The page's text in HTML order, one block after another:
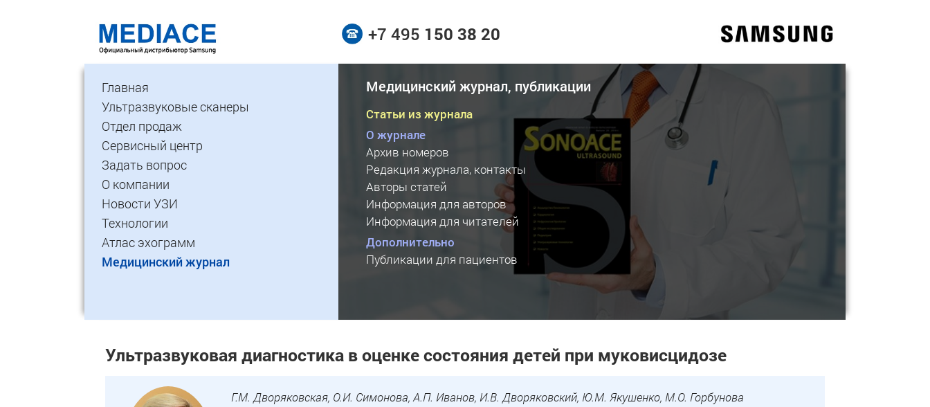
+7 495 150 38 20
Главная
Ультразвуковые сканеры
Отдел продаж
Сервисный центр
Задать вопрос
О компании
Новости УЗИ
Технологии
Атлас эхограмм
Медицинский журнал
Медицинский журнал, публикации
Статьи из журнала
О журнале
Архив номеров
Редакция журнала, контакты
Авторы статей
Информация для авторов
Информация для читателей
Дополнительно
Публикации для пациентов
Ультразвуковая диагностика в оценке состояния детей при муковисцидозе
Г.М. Дворяковская, О.И. Симонова, А.П. Иванов, И.В. Дворяковский, Ю.М. Якушенко, М.О. Горбунова